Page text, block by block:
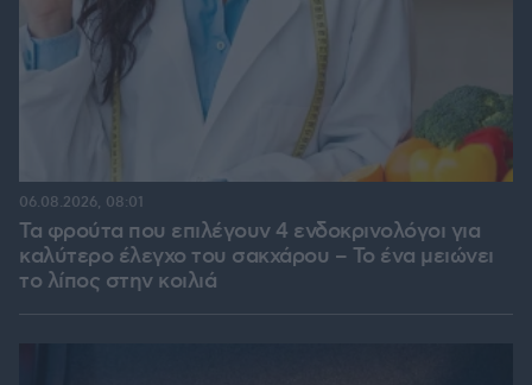
Τα φρούτα που επιλέγουν 4 ενδοκρινολόγοι για
καλύτερο έλεγχο του σακχάρου – Το ένα μειώνει
το λίπος στην κοιλιά
06.08.2026, 08:01